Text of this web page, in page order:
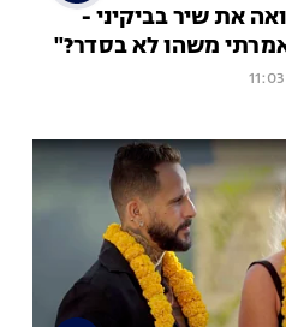
את שיר בביקיני -
משהו לא בסדר?"